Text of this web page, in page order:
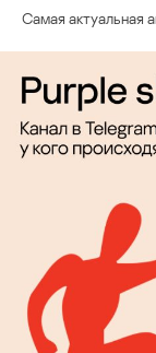
Самая актуальная